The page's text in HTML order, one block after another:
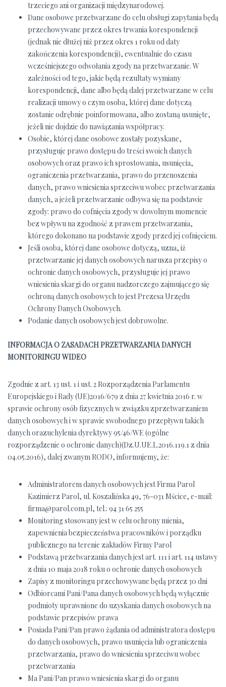
trzeciego ani organizacji międzynarodowej.
Dane osobowe przetwarzane do celu obsługi zapytania będą
przechowywane przez okres trwania korespondencji
(jednak nie dłużej niż przez okres 1 roku od daty
zakończenia korespondencji), ewentualnie do czasu
wcześniejszego odwołania zgody na przetwarzanie. W
zależności od tego, jakie będą rezultaty wymiany
korespondencji, dane albo będą dalej przetwarzane w celu
realizacji umowy o czym osoba, której dane dotyczą
zostanie odrębnie poinformowana, albo zostaną usunięte,
jeżeli nie dojdzie do nawiązania współpracy.
Osobie, której dane osobowe zostały pozyskane,
przysługuje prawo dostępu do treści swoich danych
osobowych oraz prawo ich sprostowania, usunięcia,
ograniczenia przetwarzania, prawo do przenoszenia
danych, prawo wniesienia sprzeciwu wobec przetwarzania
danych, a jeżeli przetwarzanie odbywa się na podstawie
zgody: prawo do cofnięcia zgody w dowolnym momencie
bez wpływu na zgodność z prawem przetwarzania,
którego dokonano na podstawie zgody przed jej cofnięciem.
Jeśli osoba, której dane osobowe dotyczą, uzna, iż
przetwarzanie jej danych osobowych narusza przepisy o
ochronie danych osobowych, przysługuje jej prawo
wniesienia skargi do organu nadzorczego zajmującego się
ochroną danych osobowych to jest Prezesa Urzędu
Ochrony Danych Osobowych.
Podanie danych osobowych jest dobrowolne.
INFORMACJA O ZASADACH PRZETWARZANIA DANYCH
MONITORINGU WIDEO
Zgodnie z art. 13 ust. 1 i ust. 2 Rozporządzenia Parlamentu
Europejskiego i Rady (UE)2016/679 z dnia 27 kwietnia 2016 r. w
sprawie ochrony osób fizycznych w związku zprzetwarzaniem
danych osobowych i w sprawie swobodnego przepływu takich
danych orazuchylenia dyrektywy 95/46/WE (ogólne
rozporządzenie o ochronie danych)(Dz.U.UE.L.2016.119.1 z dnia
04.05.2016), dalej zwanym RODO, informujemy, że:
Administratorem danych osobowych jest Firma Parol
Kazimierz Parol, ul. Koszalińska 49, 76-031 Mścice, e-mail:
firma@parol.com.pl, tel.: 94 31 65 255
Monitoring stosowany jest w celu ochrony mienia,
zapewnienia bezpieczeństwa pracowników i porządku
publicznego na terenie zakładów Firmy Parol
Podstawą przetwarzania danych jest art. 111 i art. 114 ustawy
z dnia 10 maja 2018 roku o ochronie danych osobowych
Zapisy z monitoringu przechowywane będą przez 30 dni
Odbiorcami Pani/Pana danych osobowych będą wyłącznie
podmioty uprawnione do uzyskania danych osobowych na
podstawie przepisów prawa
Posiada Pani/Pan prawo żądania od administratora dostępu
do danych osobowych, prawo usunięcia lub ograniczenia
przetwarzania, prawo do wniesienia sprzeciwu wobec
przetwarzania
Ma Pani/Pan prawo wniesienia skargi do organu